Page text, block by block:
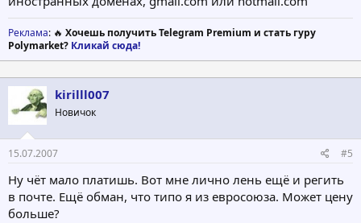
Реклама: 🔥 Хочешь получить Telegram Premium и стать гуру
Polymarket? Кликай сюда!
kirilll007
Новичок
15.07.2007 #5
Ну чёт мало платишь. Вот мне лично лень ещё и регить
в почте. Ещё обман, что типо я из евросоюза. Может цену
больше?